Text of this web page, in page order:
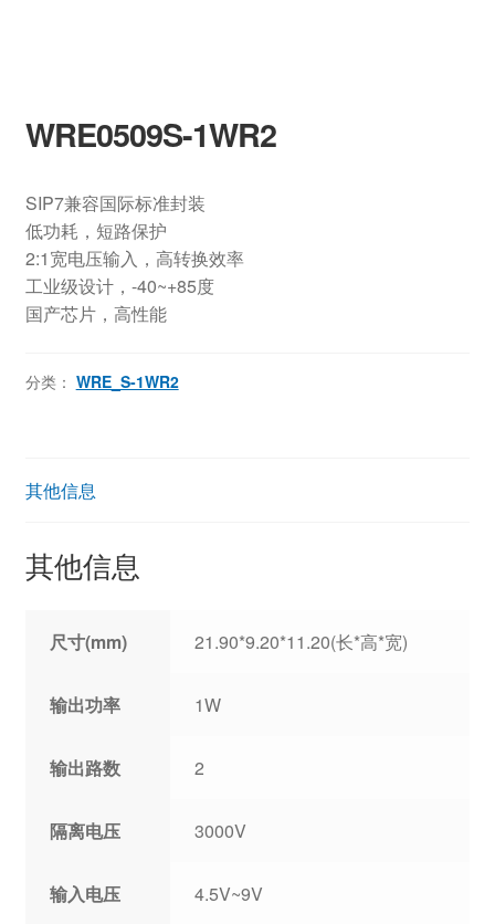
WRE0509S-1WR2
SIP7兼容国际标准封装
低功耗，短路保护
2:1宽电压输入，高转换效率
工业级设计，-40~+85度
国产芯片，高性能
分类： WRE_S-1WR2
其他信息
其他信息
尺寸(mm) 21.90*9.20*11.20(长*高*宽)
输出功率 1W
输出路数 2
隔离电压 3000V
输入电压 4.5V~9V